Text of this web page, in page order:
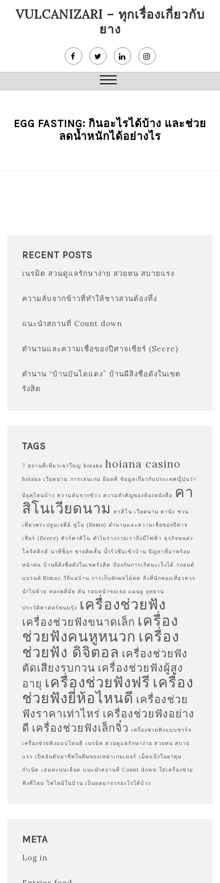
VULCANIZARI – ทุกเรื่องเกี่ยวกับ
ยาง
Close
EGG FASTING: กินอะไรได้บ้าง และช่วย
ลดน้ำหนักได้อย่างไร
RECENT POSTS
เนรมิต สวนดูแลรักษาง่าย สวยทน สบายแรง
ความลับจากข้าวที่ทำให้ชาวสวนต้องทึ่ง
แนะนำสถานที่ Count down
ตำนานและความเชื่อของปีศาจเซียร์ (Seere)
ตำนาน “บ้านบันไดแดง” บ้านผีสิงชื่อดังในเขต
รังสิต
TAGS
7 สถานที่เที่ยวเขาใหญ่ hoiana hoiana casino
hoiana เวียดนาม การเล่นเกม มีผลดี ข้อมูลเกี่ยวกับประเทศญี่ปุ่นว่า
มียุคไหนบ้าง ความลับจากข้าว ความสำคัญของห้องหนังสือ คา
สิโนเวียดนาม
คาสิโน เวียดนาม ดานัง ชวน
เที่ยวพระปฐมเจดีย์ ซูโม่ (Sumo) ตำนานและความเชื่อของปีศาจ
เซียร์ (Seere) ทัวร์คาสิโน ทำไมร่างกายเราถึงมีไฟฟ้า ธุรกิจขนส่ง
โลจิสติกส์ นาทีช็อก ชายคิดสั้น น้ำรั่วซึมเข้าบ้าน ปัญหาที่มาพร้อม
หน้าฝน บ้านผีสิงชื่อดังในเขตรังสิต ป้องกันการเกิดมะเร็งได้ รถยนต์
แบรนด์ Rimac วิถีแม่บ้าน การเก็บผักผลไม้สด สิ่งที่นักท่องเที่ยวควร
นำไปด้วย หอกพลีมัธ ลั่น รอบหน้าขอเจอ แมนยู อุทยาน
ประวัติศาสตร์พนมรุ้ง เครื่องช่วยฟัง
เครื่องช่วยฟังขนาดเล็ก เครื่อง
ช่วยฟังคนหูหนวก เครื่อง
ช่วยฟัง ดิจิตอล เครื่องช่วยฟัง
ตัดเสียงรบกวน เครื่องช่วยฟังผู้สูง
อายุ เครื่องช่วยฟังฟรี เครื่อง
ช่วยฟังยี่ห้อไหนดี เครื่องช่วย
ฟังราคาเท่าไหร่ เครื่องช่วยฟังอย่าง
ดี เครื่องช่วยฟังเล็กจิ๋ว เครื่องช่วยฟังแบบชาร์จ
เครื่องช่วยฟังแบบไหนดี เนรมิต สวนดูแลรักษาง่าย สวยทน สบาย
แรง เปิดอันดับอาชีพในฝันของเหล่าเกมเมอร์ เม็ดแป้งในยาคุม
กำเนิด เสมหะปนเลือด แนะนำสถานที่ Count down ใส่เครื่องช่วย
ฟังดีไหม ไฟไหม้ในบ้าน เป็นผลมาจากอะไรได้บ้าง
META
Log in